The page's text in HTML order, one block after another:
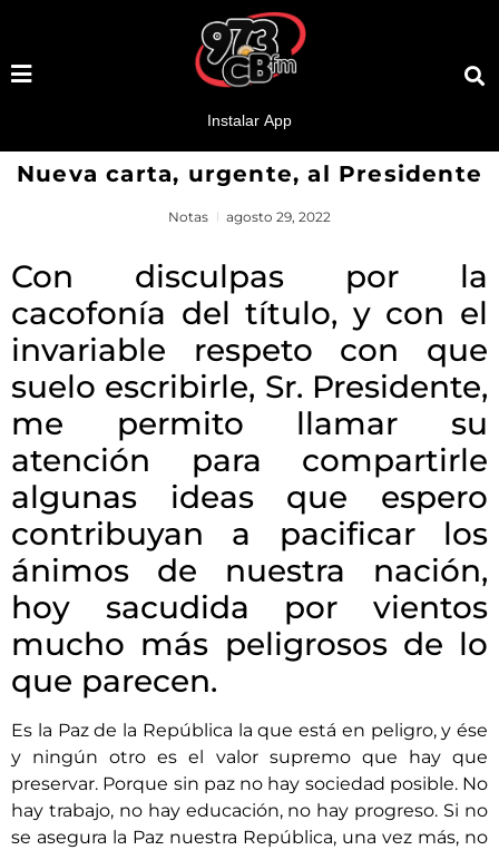
Nueva carta, urgente, al Presidente
Notas agosto 29, 2022
Con disculpas por la
cacofonía del título, y con el
invariable respeto con que
suelo escribirle, Sr. Presidente,
me permito llamar su
atención para compartirle
algunas ideas que espero
contribuyan a pacificar los
ánimos de nuestra nación,
hoy sacudida por vientos
mucho más peligrosos de lo
que parecen.
Es la Paz de la República la que está en peligro, y ése
y ningún otro es el valor supremo que hay que
preservar. Porque sin paz no hay sociedad posible. No
hay trabajo, no hay educación, no hay progreso. Si no
se asegura la Paz nuestra República, una vez más, no